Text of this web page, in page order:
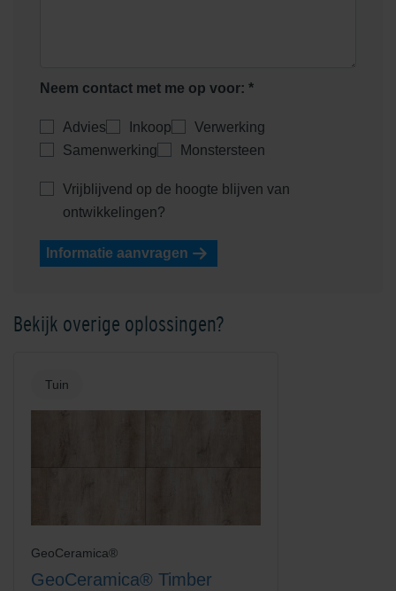
Neem contact met me op voor: *
Advies Inkoop
Verwerking
Samenwerking
Monstersteen
Vrijblijvend op de hoogte blijven van
ontwikkelingen?
Informatie aanvragen
Bekijk overige oplossingen?
Tuin
GeoCeramica®
GeoCeramica® Timber